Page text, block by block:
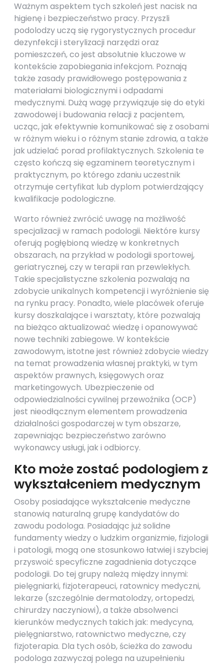
Ważnym aspektem tych szkoleń jest nacisk na
higienę i bezpieczeństwo pracy. Przyszli
podolodzy uczą się rygorystycznych procedur
dezynfekcji i sterylizacji narzędzi oraz
pomieszczeń, co jest absolutnie kluczowe w
kontekście zapobiegania infekcjom. Poznają
także zasady prawidłowego postępowania z
materiałami biologicznymi i odpadami
medycznymi. Dużą wagę przywiązuje się do etyki
zawodowej i budowania relacji z pacjentem,
ucząc, jak efektywnie komunikować się z osobami
w różnym wieku i o różnym stanie zdrowia, a także
jak udzielać porad profilaktycznych. Szkolenia te
często kończą się egzaminem teoretycznym i
praktycznym, po którego zdaniu uczestnik
otrzymuje certyfikat lub dyplom potwierdzający
kwalifikacje podologiczne.
Warto również zwrócić uwagę na możliwość
specjalizacji w ramach podologii. Niektóre kursy
oferują pogłębioną wiedzę w konkretnych
obszarach, na przykład w podologii sportowej,
geriatrycznej, czy w terapii ran przewlekłych.
Takie specjalistyczne szkolenia pozwalają na
zdobycie unikalnych kompetencji i wyróżnienie się
na rynku pracy. Ponadto, wiele placówek oferuje
kursy doszkalające i warsztaty, które pozwalają
na bieżąco aktualizować wiedzę i opanowywać
nowe techniki zabiegowe. W kontekście
zawodowym, istotne jest również zdobycie wiedzy
na temat prowadzenia własnej praktyki, w tym
aspektów prawnych, księgowych oraz
marketingowych. Ubezpieczenie od
odpowiedzialności cywilnej przewoźnika (OCP)
jest nieodłącznym elementem prowadzenia
działalności gospodarczej w tym obszarze,
zapewniając bezpieczeństwo zarówno
wykonawcy usługi, jak i odbiorcy.
Kto może zostać podologiem z
wykształceniem medycznym
Osoby posiadające wykształcenie medyczne
stanowią naturalną grupę kandydatów do
zawodu podologa. Posiadając już solidne
fundamenty wiedzy o ludzkim organizmie, fizjologii
i patologii, mogą one stosunkowo łatwiej i szybciej
przyswoić specyficzne zagadnienia dotyczące
podologii. Do tej grupy należą między innymi:
pielęgniarki, fizjoterapeuci, ratownicy medyczni,
lekarze (szczególnie dermatolodzy, ortopedzi,
chirurdzy naczyniowi), a także absolwenci
kierunków medycznych takich jak: medycyna,
pielęgniarstwo, ratownictwo medyczne, czy
fizjoterapia. Dla tych osób, ścieżka do zawodu
podologa zazwyczaj polega na uzupełnieniu